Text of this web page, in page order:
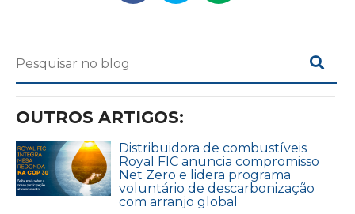
OUTROS ARTIGOS:
Distribuidora de combustíveis
Royal FIC anuncia compromisso
Net Zero e lidera programa
voluntário de descarbonização
com arranjo global